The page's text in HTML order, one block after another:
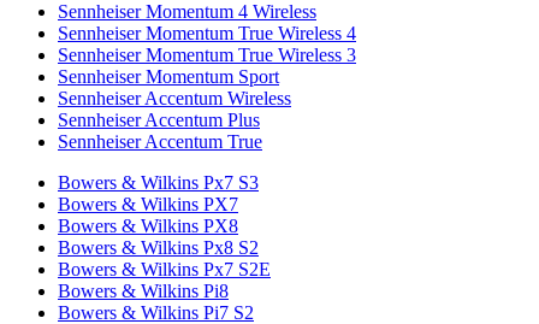
Sennheiser Momentum 4 Wireless
Sennheiser Momentum True Wireless 4
Sennheiser Momentum True Wireless 3
Sennheiser Momentum Sport
Sennheiser Accentum Wireless
Sennheiser Accentum Plus
Sennheiser Accentum True
Bowers & Wilkins Px7 S3
Bowers & Wilkins PX7
Bowers & Wilkins PX8
Bowers & Wilkins Px8 S2
Bowers & Wilkins Px7 S2E
Bowers & Wilkins Pi8
Bowers & Wilkins Pi7 S2